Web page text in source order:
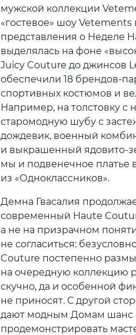
мужской коллекции
«гостевое» шоу
представления о Неделе
выделялась на фоне
Juicy Couture до джинсов
обеспечили 18 брендов-
спортивных костюмов и
Например, на толстовку с
старомодную шубу с
дождевик, военный
и выкрашенный ядовито-
мы и подвенечное платье
из «Одноклассников».
Демна Гвасалия
современный Haute
а не на призрачном
не согласиться:
Couture постепенно
на очередную коллекцию
скучно, да и особенной
не приносят. С другой
дают модным Домам шанс
продемонстрировать